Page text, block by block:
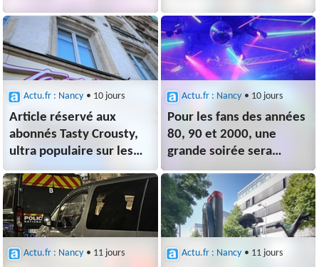
sur la place Stanislas
à Nancy
vient d'ouvrir dans le
centre-ville de Nancy
Actu.fr : Nancy • 10 jours
Article réservé aux
abonnés Tasty Crousty,
ultra populaire sur les
réseaux sociaux, va
ouvrir un premier
restaurant en Lorraine :
voici où
Actu.fr : Nancy • 10 jours
Pour les fans des années
80, 90 et 2000, une
grande soirée sera
bientôt organisée à
Nancy : voici comment
y participer
Actu.fr : Nancy • 11 jours Actu.fr : Nancy • 11 jours